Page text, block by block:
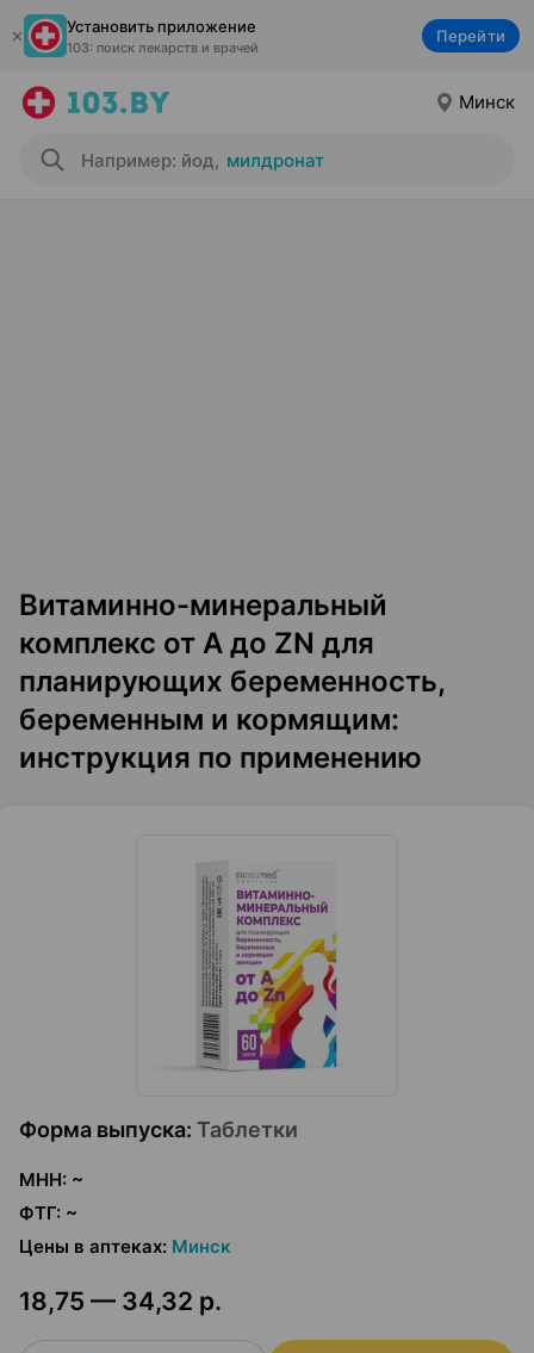
Установить приложение
103: поиск лекарств и врачей
Перейти
Минск
Например: йод, милдронат
Витаминно-минеральный
комплекс от A до ZN для
планирующих беременность,
беременным и кормящим:
инструкция по применению
Форма выпуска: Таблетки
МНН: ~
ФТГ: ~
Цены в аптеках: Минск
18,75 — 34,32 р.